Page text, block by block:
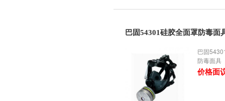
巴固54301硅胶全面罩防毒面
巴固
防毒面具
价格面